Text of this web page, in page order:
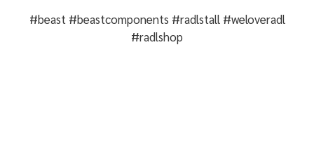
#beast #beastcomponents #radlstall #weloveradl
#radlshop